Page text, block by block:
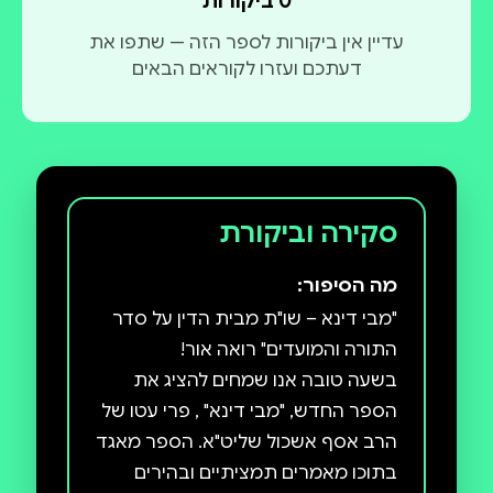
עדיין אין ביקורות לספר הזה — שתפו את
דעתכם ועזרו לקוראים הבאים
סקירה וביקורת
מה הסיפור:
"מבי דינא – שו"ת מבית הדין על סדר
בשעה טובה אנו שמחים להציג את
הספר החדש, "מבי דינא" , פרי עטו של
הרב אסף אשכול שליט"א. הספר מאגד
בתוכו מאמרים תמציתיים ובהירים